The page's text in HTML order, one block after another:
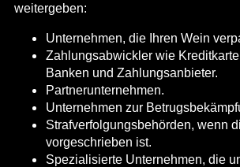
weitergeben:
Unternehmen, die Ihren Wein
Zahlungsabwickler wie
Banken und Zahlungsanbieter.
Partnerunternehmen.
Unternehmen zur
Strafverfolgungsbehörden, wenn
vorgeschrieben ist.
Spezialisierte Unternehmen, die